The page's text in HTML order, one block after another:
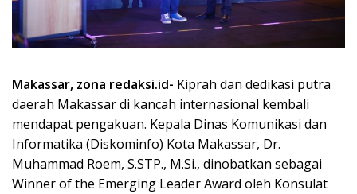
Makassar, zona redaksi.id- Kiprah dan dedikasi putra
daerah Makassar di kancah internasional kembali
mendapat pengakuan. Kepala Dinas Komunikasi dan
Informatika (Diskominfo) Kota Makassar, Dr.
Muhammad Roem, S.STP., M.Si., dinobatkan sebagai
Winner of the Emerging Leader Award oleh Konsulat